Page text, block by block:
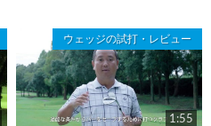
ウェッジの試打・レビュー
1:55